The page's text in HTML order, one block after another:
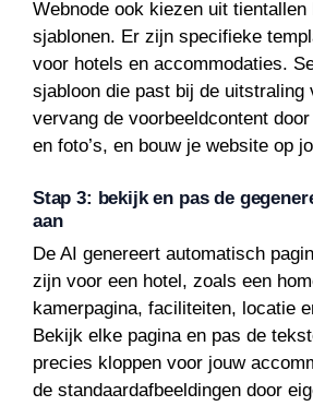
Webnode ook kiezen uit
sjablonen. Er zijn specifieke
voor hotels en accommodaties.
sjabloon die past bij de uitstraling
vervang de voorbeeldcontent
en foto’s, en bouw je website op
Stap 3: bekijk en pas de
aan
De AI genereert automatisch
zijn voor een hotel, zoals een
kamerpagina, faciliteiten, locatie
Bekijk elke pagina en pas de
precies kloppen voor jouw
de standaardafbeeldingen door